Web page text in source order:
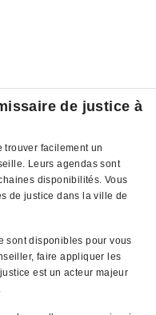
de justice à
trouver facilement un
Leurs agendas sont
disponibilités. Vous
de justice dans la ville de
sont disponibles pour vous
faire appliquer les
est un acteur majeur